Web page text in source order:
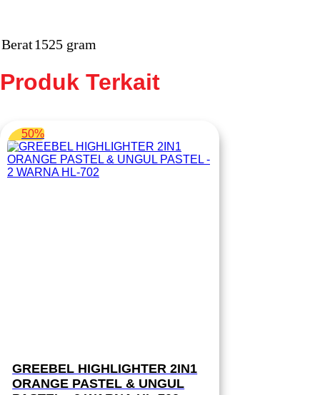
Berat1525 gram
Produk Terkait
50%
GREEBEL HIGHLIGHTER 2IN1
ORANGE PASTEL & UNGUL